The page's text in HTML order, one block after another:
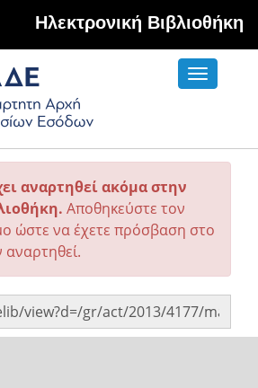
Hλεκτρονική Βιβλιοθήκη
Toggle
αναρτηθεί ακόμα στην
Αποθηκεύστε τον
ώστε να έχετε πρόσβαση στο